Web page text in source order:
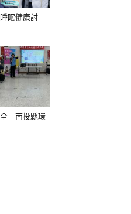
眠健康討
全 南投縣環